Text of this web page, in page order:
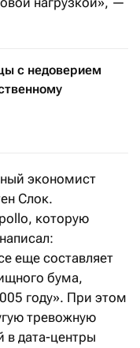
с недоверием
экономист
Слок.
которую
еще составляет
бума,
году». При этом
тревожную
в дата-центры